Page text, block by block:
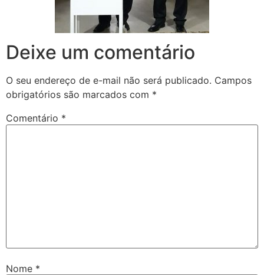
Deixe um comentário
O seu endereço de e-mail não será publicado. Campos
obrigatórios são marcados com *
Comentário *
Nome *